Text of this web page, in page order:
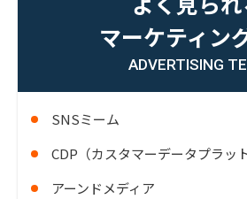
マーケティン
ADVERTISING
SNSミーム
CDP（カスタマーデータプラッ
アーンドメディア